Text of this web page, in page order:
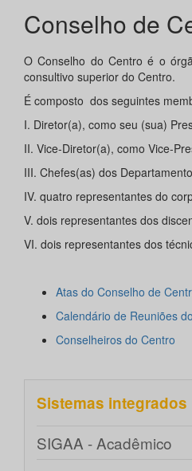
Conselho de
O Conselho do Centro é o
consultivo superior do Centro.
É composto dos seguintes
I. Diretor(a), como seu (sua)
II. Vice-Diretor(a), como Vice-
III. Chefes(as) dos
IV. quatro representantes do
V. dois representantes dos
VI. dois representantes dos
Atas do Conselho de
Calendário de Reuniões
Conselheiros do Centro
Sistemas integrados
SIGAA - Acadêmico